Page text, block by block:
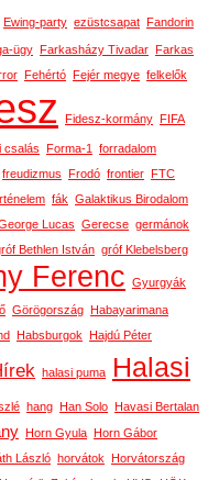
Ewing-party ezüstcsapat Fandorin
ügy Farkasházy Tivadar
Farkas
Fehértó Fejér megye felkelők
Fidesz-kormány FIFA
csalás Forma-1
forradalom
freudizmus Frodó frontier FTC
fák Galaktikus Birodalom
Lucas Gerecse germánok
Bethlen István gróf Klebelsberg
Ferenc Gyurgyák
Görögország
Habayarimana
Habsburgok Hajdú Péter
halasi puma
Halasi
hang Han Solo
Havasi Bertalan
Horn Gyula Horn Gábor
László horvátok
Horvátország